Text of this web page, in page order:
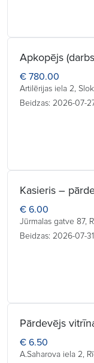
Apkopējs
€ 780.00
Artilērijas iela 2,
Beidzas: 2026-07-
Kasieris –
€ 6.00
Jūrmalas gatve 87,
Beidzas: 2026-07-31
Pārdevējs
€ 6.50
A.Saharova iela 2,